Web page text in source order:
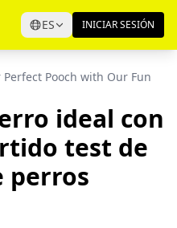
ES INICIAR SESIÓN
Perfect Pooch with Our Funny
ideal con
test de
perros